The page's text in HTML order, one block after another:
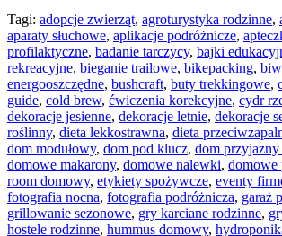
Tagi: adopcje zwierząt, agroturystyka rodzinne,
aparaty słuchowe, aplikacje podróżnicze,
profilaktyczne, badanie tarczycy, bajki
rekreacyjne, bieganie trailowe, bikepacking,
energooszczędne, bushcraft, buty trekkingowe,
guide, cold brew, ćwiczenia korekcyjne, cydr
dekoracje jesienne, dekoracje letnie, dekoracje
roślinny, dieta lekkostrawna, dieta
dom modułowy, dom pod klucz, dom
domowe makarony, domowe nalewki, domowe
room domowy, etykiety spożywcze, eventy
fotografia nocna, fotografia podróżnicza, garaż
grillowanie sezonowe, gry karciane rodzinne,
hostele rodzinne, hummus domowy,